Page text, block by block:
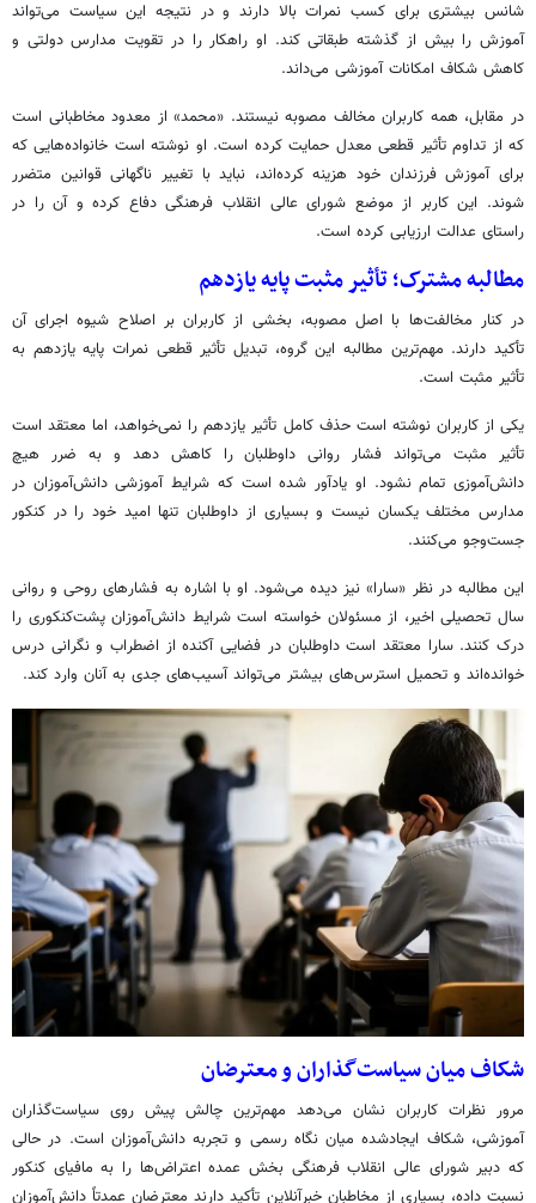
شانس بیشتری برای کسب نمرات بالا دارند و در نتیجه این سیاست می‌تواند
آموزش را بیش از گذشته طبقاتی کند. او راهکار را در تقویت مدارس دولتی و
کاهش شکاف امکانات آموزشی می‌داند.
در مقابل، همه کاربران مخالف مصوبه نیستند. «محمد» از معدود مخاطبانی است
که از تداوم تأثیر قطعی معدل حمایت کرده است. او نوشته است خانواده‌هایی که
برای آموزش فرزندان خود هزینه کرده‌اند، نباید با تغییر ناگهانی قوانین متضرر
شوند. این کاربر از موضع شورای عالی انقلاب فرهنگی دفاع کرده و آن را در
راستای عدالت ارزیابی کرده است.
مطالبه مشترک؛ تأثیر مثبت پایه یازدهم
در کنار مخالفت‌ها با اصل مصوبه، بخشی از کاربران بر اصلاح شیوه اجرای آن
تأکید دارند. مهم‌ترین مطالبه این گروه، تبدیل تأثیر قطعی نمرات پایه یازدهم به
تأثیر مثبت است.
یکی از کاربران نوشته است حذف کامل تأثیر یازدهم را نمی‌خواهد، اما معتقد است
تأثیر مثبت می‌تواند فشار روانی داوطلبان را کاهش دهد و به ضرر هیچ
دانش‌آموزی تمام نشود. او یادآور شده است که شرایط آموزشی دانش‌آموزان در
مدارس مختلف یکسان نیست و بسیاری از داوطلبان تنها امید خود را در کنکور
جست‌وجو می‌کنند.
این مطالبه در نظر «سارا» نیز دیده می‌شود. او با اشاره به فشارهای روحی و روانی
سال تحصیلی اخیر، از مسئولان خواسته است شرایط دانش‌آموزان پشت‌کنکوری را
درک کنند. سارا معتقد است داوطلبان در فضایی آکنده از اضطراب و نگرانی درس
خوانده‌اند و تحمیل استرس‌های بیشتر می‌تواند آسیب‌های جدی به آنان وارد کند.
شکاف میان سیاست‌گذاران و معترضان
مرور نظرات کاربران نشان می‌دهد مهم‌ترین چالش پیش روی سیاست‌گذاران
آموزشی، شکاف ایجادشده میان نگاه رسمی و تجربه دانش‌آموزان است. در حالی
که دبیر شورای عالی انقلاب فرهنگی بخش عمده اعتراض‌ها را به مافیای کنکور
نسبت داده، بسیاری از مخاطبان خبرآنلاین تأکید دارند معترضان عمدتاً دانش‌آموزان